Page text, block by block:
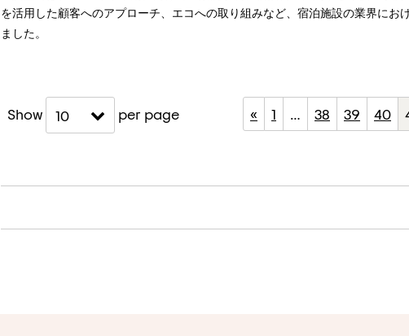
を活用した顧客へのアプローチ、エコへの取り組みなど、宿泊施設の業界にお
ました。
Show 10 per page « 1 … 38 39 40